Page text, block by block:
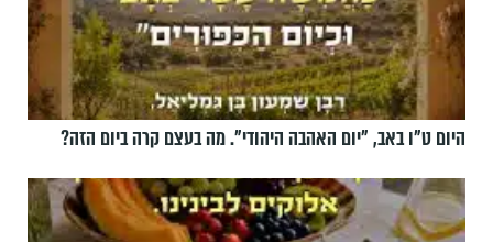
היום ט"ו באב, ”יום האהבה היהודי". מה בעצם קרה ביום הזה?